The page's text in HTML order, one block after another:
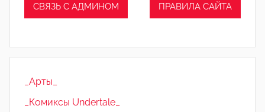
СВЯЗЬ С АДМИНОМ ПРАВИЛА САЙТА
_Арты_
_Комиксы Undertale_